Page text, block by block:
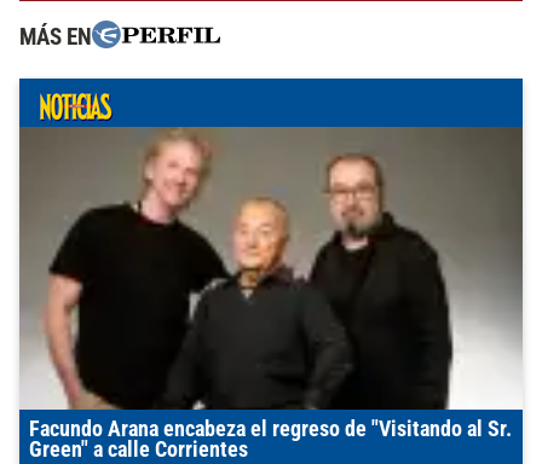
MÁS EN
Facundo Arana encabeza el regreso de "Visitando al Sr.
Green" a calle Corrientes